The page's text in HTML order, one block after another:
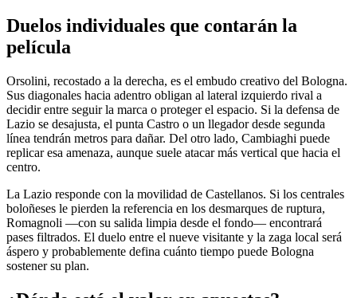
Duelos individuales que contarán la
película
Orsolini, recostado a la derecha, es el embudo creativo del Bologna.
Sus diagonales hacia adentro obligan al lateral izquierdo rival a
decidir entre seguir la marca o proteger el espacio. Si la defensa de
Lazio se desajusta, el punta Castro o un llegador desde segunda
línea tendrán metros para dañar. Del otro lado, Cambiaghi puede
replicar esa amenaza, aunque suele atacar más vertical que hacia el
centro.
La Lazio responde con la movilidad de Castellanos. Si los centrales
boloñeses le pierden la referencia en los desmarques de ruptura,
Romagnoli —con su salida limpia desde el fondo— encontrará
pases filtrados. El duelo entre el nueve visitante y la zaga local será
áspero y probablemente defina cuánto tiempo puede Bologna
sostener su plan.